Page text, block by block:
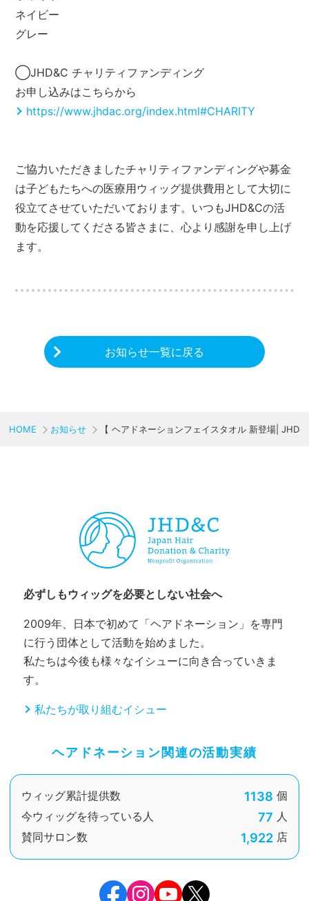
ネイビー
グレー
◯JHD&C チャリティファンディング
お申し込みはこちらから
https://www.jhdac.org/index.html#CHARITY
ご協力いただきましたチャリティファンディングや募金
は子どもたちへの医療用ウィッグ提供費用として大切に
役立てさせていただいております。いつもJHD&Cの活
動を応援してくださる皆さまに、心より感謝を申し上げ
ます。ㅤ
お知らせ一覧に戻る
HOME お知らせ 【 ヘアドネーションフェイスタオル 新登場|
必ずしもウィッグを必要としない社会へ
2009年、日本で初めて「ヘアドネーション」を専門
に行う団体として活動を始めました。
私たちは今後も様々なイシューに向き合っていきま
す。
私たちが取り組むイシュー
ヘアドネーション関連の活動実績
ウィッグ累計提供数 1138 個
今ウィッグを待っている人
77 人
賛同サロン数
1,922 店